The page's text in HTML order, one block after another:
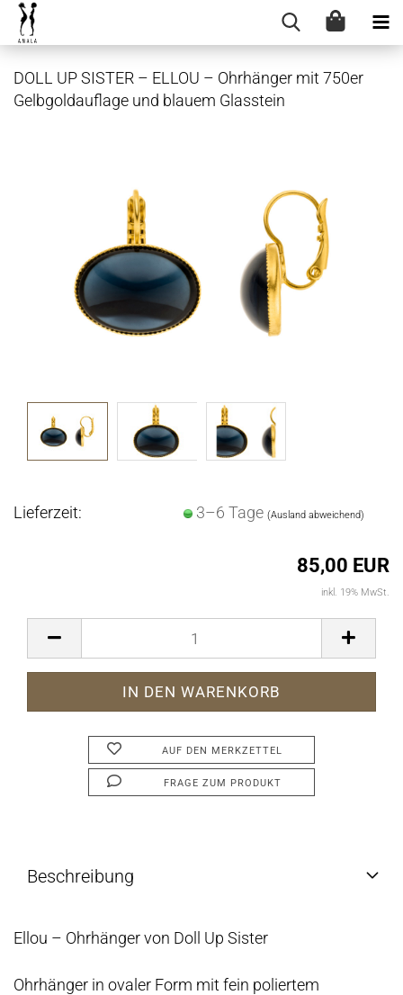
DOLL UP SIS­TER – ELLOU – Ohr­hän­ger mit 750er
Gelb­gold­auf­la­ge und blau­em Glas­stein
Lieferzeit: 3–6 Tage(Ausland abweichend)
85,00 EUR
inkl. 19% MwSt.
AUF DEN MERKZETTEL
FRAGE ZUM PRODUKT
Beschreibung
Ellou – Ohrhänger von Doll Up Sister
Ohrhänger in ovaler Form mit fein poliertem